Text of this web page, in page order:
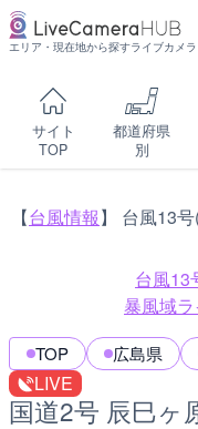
エリア・現在地から探すライブカメラ
サイト
TOP
都道府県
別
【台風情報】 台風13
台風13
暴風域
TOP 広島県
LIVE
国道2号 辰巳ヶ